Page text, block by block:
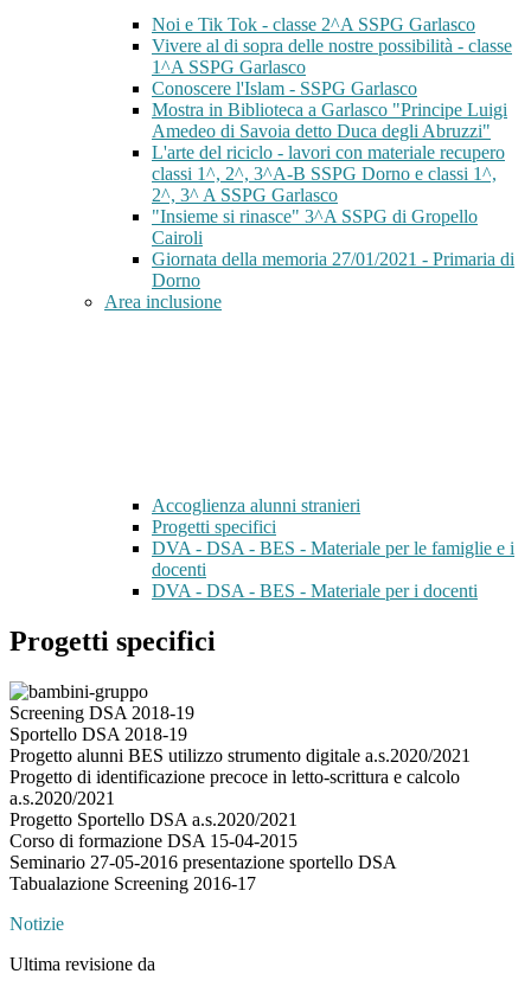
Noi e Tik Tok - classe 2^A SSPG Garlasco
Vivere al di sopra delle nostre possibilità - classe
1^A SSPG Garlasco
Conoscere l'Islam - SSPG Garlasco
Mostra in Biblioteca a Garlasco "Principe Luigi
Amedeo di Savoia detto Duca degli Abruzzi"
L'arte del riciclo - lavori con materiale recupero
classi 1^, 2^, 3^A-B SSPG Dorno e classi 1^,
2^, 3^ A SSPG Garlasco
"Insieme si rinasce" 3^A SSPG di Gropello
Cairoli
Giornata della memoria 27/01/2021 - Primaria di
Dorno
Area inclusione
Accoglienza alunni stranieri
Progetti specifici
DVA - DSA - BES - Materiale per le famiglie e i
docenti
DVA - DSA - BES - Materiale per i docenti
Progetti specifici
Screening DSA 2018-19
Sportello DSA 2018-19
Progetto alunni BES utilizzo strumento digitale a.s.2020/2021
Progetto di identificazione precoce in letto-scrittura e calcolo
a.s.2020/2021
Progetto Sportello DSA a.s.2020/2021
Corso di formazione DSA 15-04-2015
Seminario 27-05-2016 presentazione sportello DSA
Tabualazione Screening 2016-17
Notizie
Ultima revisione da